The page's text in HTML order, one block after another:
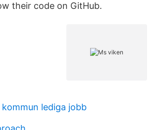
their code on GitHub.
lediga jobb